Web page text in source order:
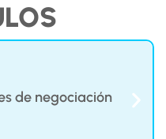
de negociación